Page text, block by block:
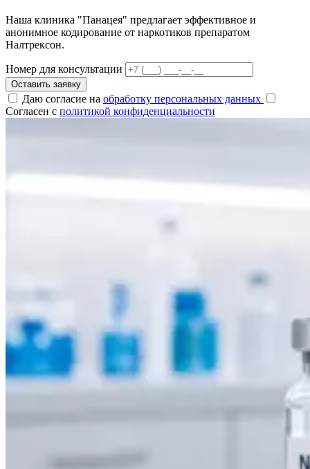
Наша клиника "Панацея" предлагает эффективное и
анонимное кодирование от наркотиков препаратом
Налтрексон.
Номер для консультации
Оставить заявку
Даю согласие на обработку персональных данных
Согласен с политикой конфиденциальности